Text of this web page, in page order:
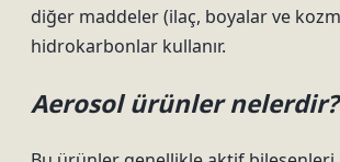
diğer maddeler (ilaç, boyalar ve
hidrokarbonlar kullanır.
Aerosol ürünler nelerdir?